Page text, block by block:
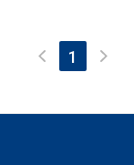
1 (current)